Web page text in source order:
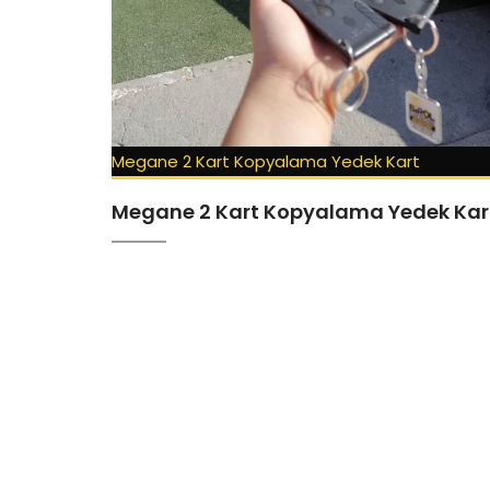
Megane 2 Kart Kopyalama Yedek Kart
Megane 2 Kart Kopyalama Yedek